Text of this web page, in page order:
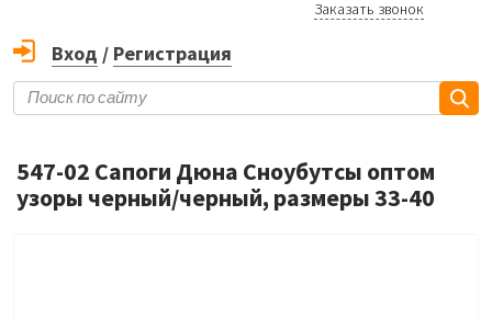
Заказать звонок
Вход / Регистрация
547-02 Сапоги Дюна Сноубутсы оптом
узоры черный/черный, размеры 33-40